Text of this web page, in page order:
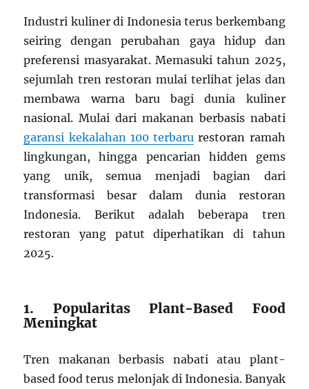
Industri kuliner di Indonesia terus berkembang
seiring dengan perubahan gaya hidup dan
preferensi masyarakat. Memasuki tahun 2025,
sejumlah tren restoran mulai terlihat jelas dan
membawa warna baru bagi dunia kuliner
nasional. Mulai dari makanan berbasis nabati
garansi kekalahan 100 terbaru restoran ramah
lingkungan, hingga pencarian hidden gems
yang unik, semua menjadi bagian dari
transformasi besar dalam dunia restoran
Indonesia. Berikut adalah beberapa tren
restoran yang patut diperhatikan di tahun
2025.
1. Popularitas Plant-Based Food
Meningkat
Tren makanan berbasis nabati atau plant-
based food terus melonjak di Indonesia. Banyak